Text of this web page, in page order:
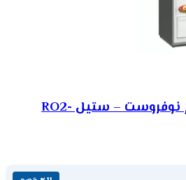
ثلاجة بابين ارو 15 قدم نوفروست – ستيل RO2-